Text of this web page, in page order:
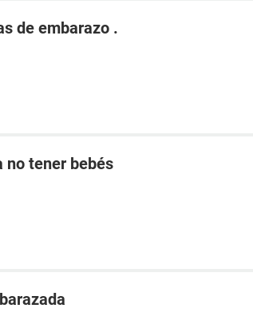
de embarazo .
no tener bebés